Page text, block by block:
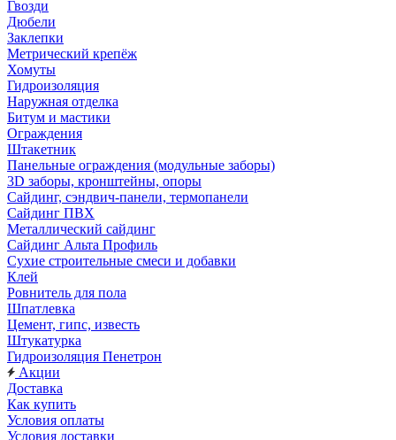
Гвозди
Дюбели
Заклепки
Метрический крепёж
Хомуты
Гидроизоляция
Наружная отделка
Битум и мастики
Ограждения
Штакетник
Панельные ограждения (модульные заборы)
3D заборы, кронштейны, опоры
Cайдинг, сэндвич-панели, термопанели
Сайдинг ПВХ
Металлический сайдинг
Сайдинг Альта Профиль
Сухие строительные смеси и добавки
Клей
Ровнитель для пола
Шпатлевка
Цемент, гипс, известь
Штукатурка
Гидроизоляция Пенетрон
Акции
Доставка
Как купить
Условия оплаты
Условия доставки